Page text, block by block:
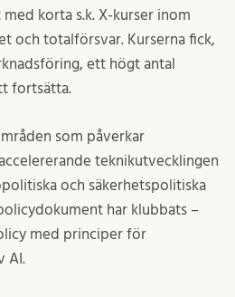
korta s.k. X-kurser inom
och totalförsvar. Kurserna fick,
ett högt antal
fortsätta.
som påverkar
teknikutvecklingen
och säkerhetspolitiska
har klubbats –
med principer för
AI.